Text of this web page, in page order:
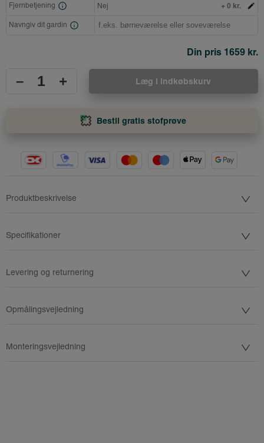
Fjernbetjening Nej + 0 kr.
Navngiv dit gardin
Din pris 1659 kr.
– + Læg i indkøbskurv
Bestil gratis stofprøve
Produktbeskrivelse
Specifikationer
Levering og returnering
Opmålingsvejledning
Monteringsvejledning